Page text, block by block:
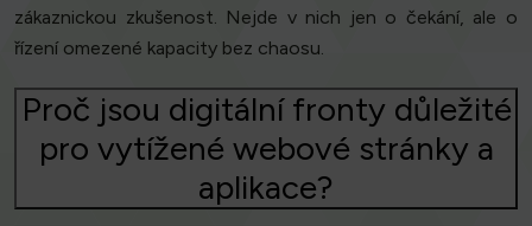
zákaznickou zkušenost. Nejde v nich jen o čekání, ale o
řízení omezené kapacity bez chaosu.
Proč jsou digitální fronty důležité
pro vytížené webové stránky a
aplikace?